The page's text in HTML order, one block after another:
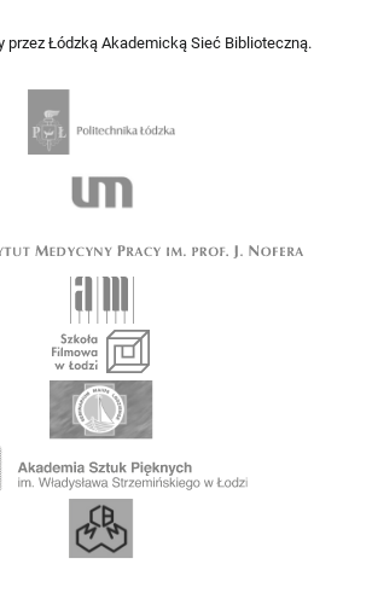
przez Łódzką Akademicką Sieć Biblioteczną.